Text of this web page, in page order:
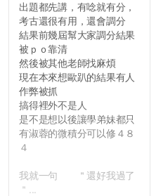
學，你們要瞭解到作弊對你
們而言是沒有任何好處的，
大學是你們唯一可以勇敢認
錯但不需要付出太大代價的
地方，你們在這時候如果不
會學會...
出題都先講，有唸就有分，
考古還很有用，還會調分
結果前幾屆幫大家調分結果
被ｐｏ靠清
然後被其他老師找麻煩
現在本來想歐趴的結果有人
作弊被抓
搞得裡外不是人
是不是想以後讓學弟妹都只
有淑蓉的微積分可以修４８
４
我就一句 ＂還好我過了
＂...